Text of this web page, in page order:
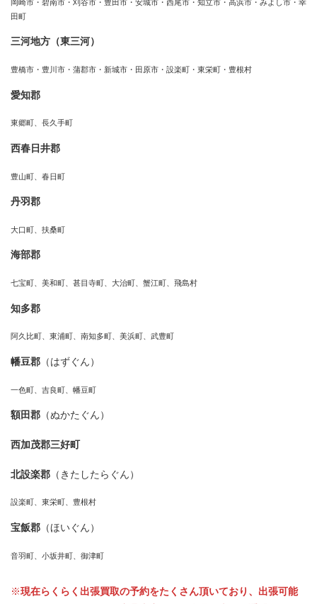
岡崎市・碧南市・刈谷市・豊田市・安城市・西尾市・知立市・高浜市・みよし市・幸
田町
三河地方（東三河）
豊橋市・豊川市・蒲郡市・新城市・田原市・設楽町・東栄町・豊根村
愛知郡
東郷町、長久手町
西春日井郡
豊山町、春日町
丹羽郡
大口町、扶桑町
海部郡
七宝町、美和町、甚目寺町、大治町、蟹江町、飛島村
知多郡
阿久比町、東浦町、南知多町、美浜町、武豊町
幡豆郡 （はずぐん）
一色町、吉良町、幡豆町
額田郡 （ぬかたぐん）
西加茂郡三好町
北設楽郡 （きたしたらぐん）
設楽町、東栄町、豊根村
宝飯郡 （ほいぐん）
音羽町、小坂井町、御津町
※現在らくらく出張買取の予約をたくさん頂いており、出張可能